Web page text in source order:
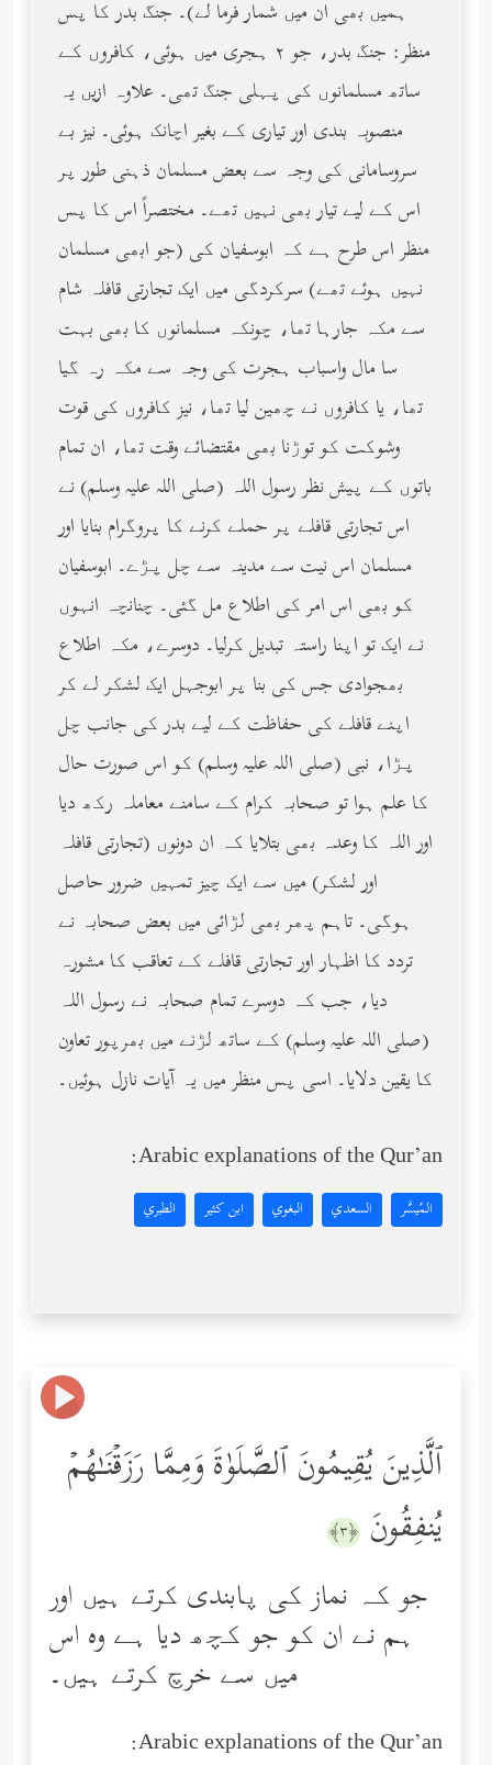
ہمیں بھی ان میں شمار فرما لے)۔ جنگ بدر کا پس
منظر: جنگ بدر، جو ٢ ہجری میں ہوئی، کافروں کے
ساتھ مسلمانوں کی پہلی جنگ تھی۔ علاوہ ازیں یہ
منصوبہ بندی اور تیاری کے بغیر اچانک ہوئی۔ نیز بے
سروسامانی کی وجہ سے بعض مسلمان ذہنی طور پر
اس کے لیے تیار بھی نہیں تھے۔ مختصراً اس کا پس
منظر اس طرح ہے کہ ابوسفیان کی (جو ابھی مسلمان
نہیں ہوئے تھے) سرکردگی میں ایک تجارتی قافلہ شام
سے مکہ جارہا تھا، چونکہ مسلمانوں کا بھی بہت
سا مال واسباب ہجرت کی وجہ سے مکہ رہ گیا
تھا، یا کافروں نے چھین لیا تھا، نیز کافروں کی قوت
وشوکت کو توڑنا بھی مقتضائے وقت تھا، ان تمام
باتوں کے پیش نظر رسول اللہ (صلى الله عليه وسلم) نے
اس تجارتی قافلے پر حملے کرنے کا پروگرام بنایا اور
مسلمان اس نیت سے مدینہ سے چل پڑے۔ ابوسفیان
کو بھی اس امر کی اطلاع مل گئی۔ چنانچہ انہوں
نے ایک تو اپنا راستہ تبدیل کرلیا۔ دوسرے، مکہ اطلاع
بھجوادی جس کی بنا پر ابوجہل ایک لشکر لے کر
اپنے قافلے کی حفاظت کے لیے بدر کی جانب چل
پڑا، نبی (صلى الله عليه وسلم) کو اس صورت حال
کا علم ہوا تو صحابہ کرام کے سامنے معاملہ رکھ دیا
اور اللہ کا وعدہ بھی بتلایا کہ ان دونوں (تجارتی قافلہ
اور لشکر) میں سے ایک چیز تمہیں ضرور حاصل
ہوگی۔ تاہم پھر بھی لڑائی میں بعض صحابہ نے
تردد کا اظہار اور تجارتی قافلے کے تعاقب کا مشورہ
دیا، جب کہ دوسرے تمام صحابہ نے رسول اللہ
(صلى الله عليه وسلم) کے ساتھ لڑنے میں بھرپور تعاون
کا یقین دلایا۔ اسی پس منظر میں یہ آیات نازل ہوئیں۔
Arabic explanations of the Qur’an:
المُيسَّر السعدي البغوي ابن كثير الطبري
ٱلَّذِینَ یُقِیمُونَ ٱلصَّلَوٰةَ وَمِمَّا رَزَقۡنَـٰهُمۡ
یُنفِقُونَ ﴿٣﴾
جو کہ نماز کی پابندی کرتے ہیں اور
ہم نے ان کو جو کچھ دیا ہے وه اس
میں سے خرچ کرتے ہیں۔
Arabic explanations of the Qur’an: